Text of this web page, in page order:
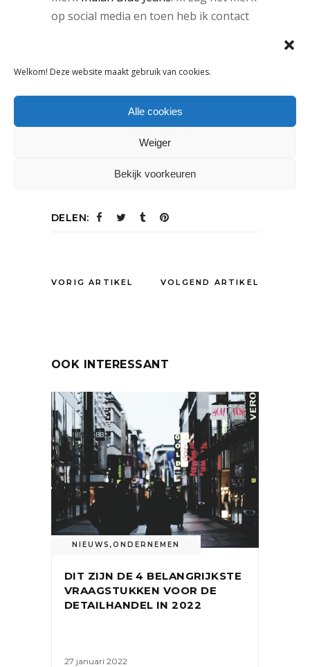
Welkom! Deze website maakt gebruik van cookies.
Alle cookies
Weiger
Bekijk voorkeuren
op social media en toen heb ik contact
mijn winkel past.”
Kids Avenue
2042 JG Zandvoort
DELEN:
VORIG ARTIKEL VOLGEND ARTIKEL
OOK INTERESSANT
NIEUWS ,ONDERNEMEN
DIT ZIJN DE 4 BELANGRIJKSTE
VRAAGSTUKKEN VOOR DE
DETAILHANDEL IN 2022
27 januari 2022